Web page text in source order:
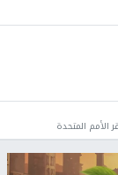
المتحدة